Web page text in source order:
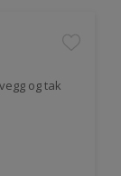
og tak